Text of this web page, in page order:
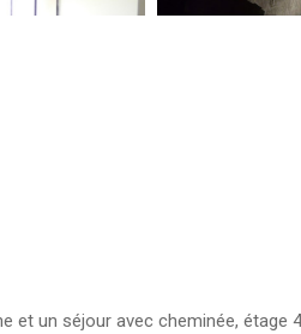
et un séjour avec cheminée, étage